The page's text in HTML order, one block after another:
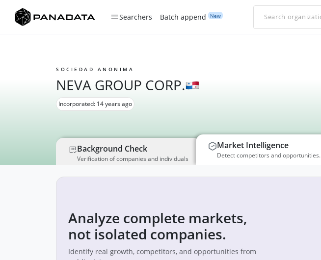
Searchers Batch append New
SOCIEDAD ANONIMA
NEVA GROUP CORP.
Incorporated: 14 years ago
Background Check
Verification of companies and individuals
Market Intelligence
Detect competitors and opportunities.
Analyze complete markets,
not isolated companies.
Identify real growth, competitors, and opportunities from